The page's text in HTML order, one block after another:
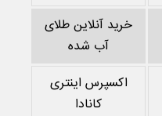
خرید آنلاین طلای
آب شده
اکسپرس اینتری
کانادا